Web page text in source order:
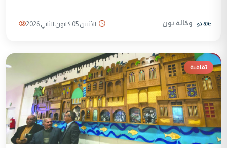
وكالة نون الأثنين 05 كانون الثاني 2026
ثقافية